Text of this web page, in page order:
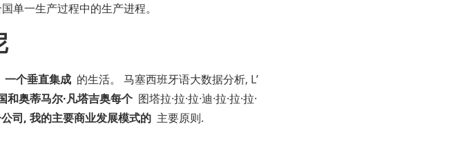
单一生产过程中的生产进程。
一个垂直集成 的生活。 马塞西班牙语大数据分析, L’
和奥蒂马尔·凡塔吉奥每个 图塔拉·拉·拉·迪·拉·拉·拉·
司, 我的主要商业发展模式的 主要原则.